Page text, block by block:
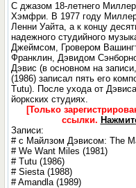
С джазом 18-летнего
Хэмфри. В 1977 году Миллер
Ленни Уайта, а к концу
надежного студийного
Джеймсом, Гровером
Франклин, Дэвидом
Дэвис (в основном на
(1986) записал пять его
Tutu). После ухода от
йоркских студиях.
[Только
ссылки.
Записи:
# с Майлзом Дэвисом: The
# We Want Miles (1981)
# Tutu (1986)
# Siesta (1988)
# Amandla (1989)